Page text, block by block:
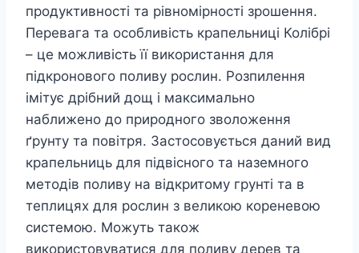
продуктивності та рівномірності зрошення.
Перевага та особливість крапельниці Колібрі
– це можливість її використання для
підкронового поливу рослин. Розпилення
імітує дрібний дощ і максимально
наближено до природного зволоження
ґрунту та повітря. Застосовується даний вид
крапельниць для підвісного та наземного
методів поливу на відкритому грунті та в
теплицях для рослин з великою кореневою
системою. Можуть також
використовуватися для поливу дерев та